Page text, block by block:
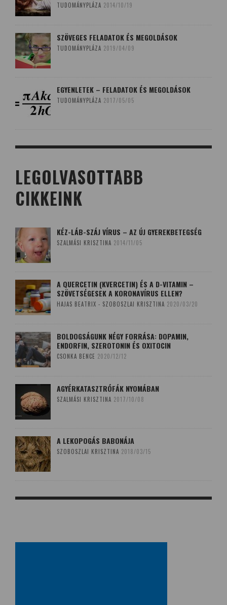
TUDOMÁNYPLÁZA 2014/10/19
SZÖVEGES FELADATOK ÉS MEGOLDÁSOK
TUDOMÁNYPLÁZA 2019/04/09
EGYENLETEK – FELADATOK ÉS MEGOLDÁSOK
TUDOMÁNYPLÁZA 2017/05/05
LEGOLVASOTTABB
CIKKEINK
KÉZ-LÁB-SZÁJ VÍRUS – AZ ÚJ GYEREKBETEGSÉG
SZALMÁSI KRISZTINA 2014/11/05
A QUERCETIN (KVERCETIN) ÉS A D-VITAMIN –
SZÖVETSÉGESEK A KORONAVÍRUS ELLEN?
HAJAS BEATRIX - SZOBOSZLAI KRISZTINA 2020/03/20
BOLDOGSÁGUNK NÉGY FORRÁSA: DOPAMIN,
ENDORFIN, SZEROTONIN ÉS OXITOCIN
CSONKA BENCE 2020/12/12
AGYÉRKATASZTRÓFÁK NYOMÁBAN
SZALMÁSI KRISZTINA 2017/10/08
A LEKOPOGÁS BABONÁJA
SZOBOSZLAI KRISZTINA 2018/03/15